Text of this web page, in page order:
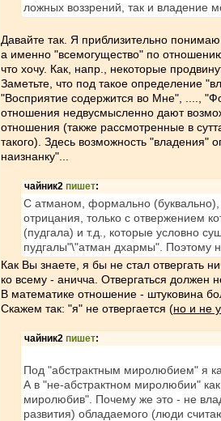
ложных воззрений, так и владение
Давайте так. Я приблизительно
а именно "всемогущество" по
что хочу. Как, напр., некоторые
Заметьте, что под такое определение
"Восприятие содержится во Мне", ....,
отношения недвусмысленно дают
отношения (также рассмотренные в
такого). Здесь возможность
наизнанку"...
чайник2 пишет:
С атманом, формально (буквально),
отрицания, только с отвержением
(пудгала) и т.д., которые условно
пудгалы"\"атман дхармы". Поэтому
Как Вы знаете, я бы не стал отвергать
ко всему - аничча. Отвергаться должен
В математике отношение - штуковина
Скажем так: "я" не отвергается (но и не
чайник2 пишет:
Под "абстрактным миролюбием" я
А в "не-абстрактном миролюбии"
миролюбив". Почему же это - не
развития) обладаемого (люди